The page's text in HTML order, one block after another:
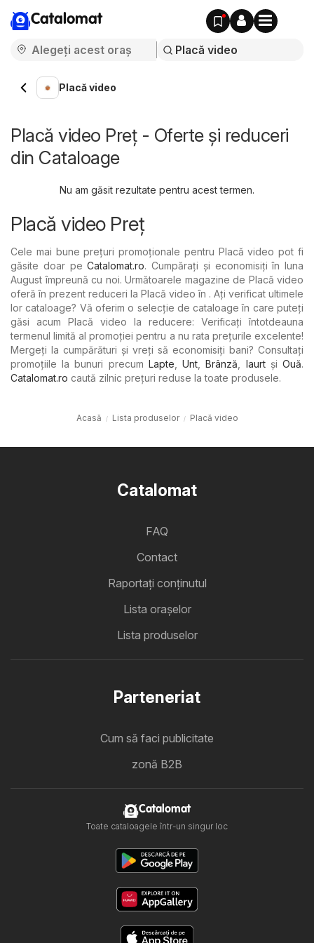
Catalomat
Placă video
Placă video Preț - Oferte și reduceri
din Cataloage
Nu am găsit rezultate pentru acest termen.
Placă video Preț
Cele mai bune prețuri promoționale pentru Placă video pot fi
găsite doar peCatalomat.ro. Cumpărați și economisiți în luna
August împreună cu noi. Următoarele magazine de Placă video
oferă în prezent reduceri la Placă video în . Ați verificat ultimele
lor cataloage? Vă oferim o selecție de cataloage în care puteți
găsi acum Placă video la reducere: Verificați întotdeauna
termenul limită al promoției pentru a nu rata prețurile excelente!
Mergeți la cumpărături și vreți să economisiți bani? Consultați
promoțiile la bunuri precum Lapte ,Unt ,Brânză IaurtşiOuă.
Catalomat.ro caută zilnic prețuri reduse la toate produsele.
Acasă Lista produselor Placă video
Catalomat
FAQ
Contact
Raportați conținutul
Lista oraşelor
Lista produselor
Parteneriat
Cum să faci publicitate
zonă B2B
Catalomat
Toate cataloagele într-un singur loc